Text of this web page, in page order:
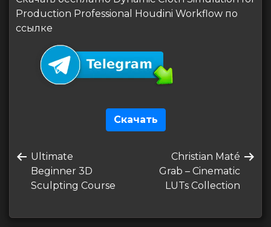
Production Professional Houdini Workflow по
ссылке
Скачать
по
записям
Предыдущая
запись
Ultimate
Beginner 3D
Sculpting Course
Следующая
запись
Christian Maté
Grab – Cinematic
LUTs Collection